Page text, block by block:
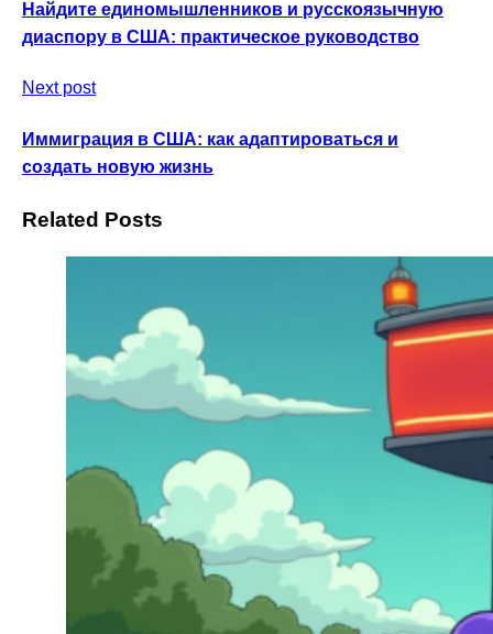
Найдите единомышленников и русскоязычную
диаспору в США: практическое руководство
Next post
Иммиграция в США: как адаптироваться и
создать новую жизнь
Related Posts